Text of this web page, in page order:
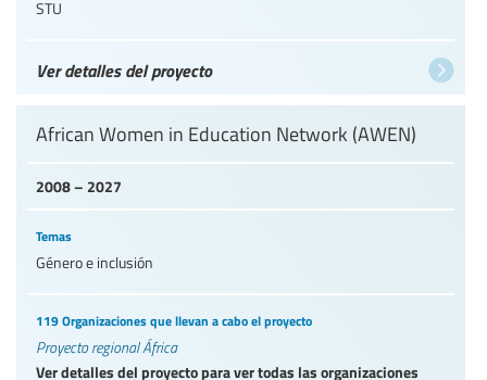
STU
Ver detalles del proyecto
2008 – 2027
African Women in Education Network (AWEN)
Temas
Género e inclusión
119 Organizaciones que llevan a cabo el proyecto
Proyecto regional África
Ver detalles del proyecto para ver todas las organizaciones